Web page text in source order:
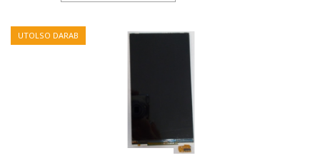
UTOLSO DARAB